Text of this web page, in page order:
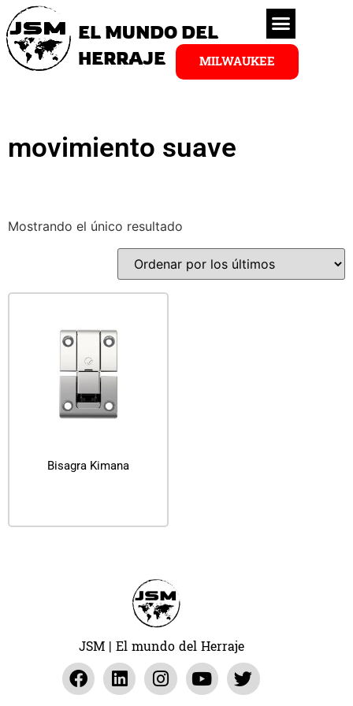
EL MUNDO DEL
HERRAJE
MILWAUKEE
movimiento suave
Mostrando el único resultado
Bisagra Kimana
JSM | El mundo del Herraje